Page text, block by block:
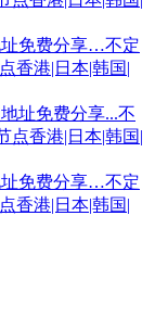
址免费分享…不定
香港|日本|韩国|
址免费分享…不定
香港|日本|韩国|